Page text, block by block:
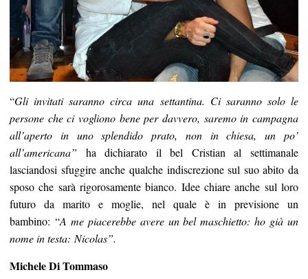
“Gli invitati saranno circa una settantina. Ci saranno solo le
persone che ci vogliono bene per davvero, saremo in campagna
all’aperto in uno splendido prato, non in chiesa, un po’
all’americana” ha dichiarato il bel Cristian al settimanale
lasciandosi sfuggire anche qualche indiscrezione sul suo abito da
sposo che sarà rigorosamente bianco. Idee chiare anche sul loro
futuro da marito e moglie, nel quale è in previsione un
bambino: “A me piacerebbe avere un bel maschietto: ho già un
nome in testa: Nicolas”.
Michele Di Tommaso